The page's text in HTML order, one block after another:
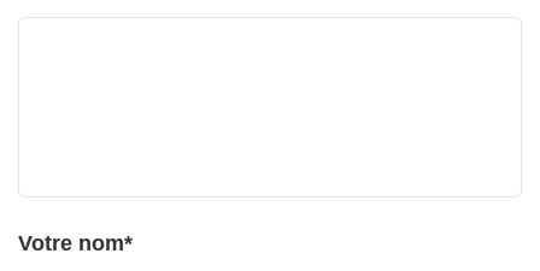
Votre nom*